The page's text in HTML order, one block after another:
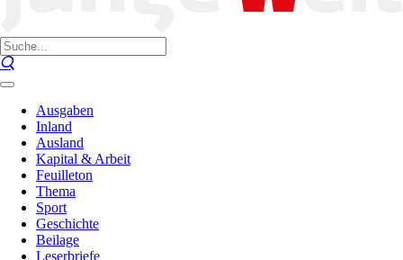
Ausgaben
Inland
Ausland
Kapital & Arbeit
Feuilleton
Thema
Sport
Geschichte
Beilage
Leserbriefe